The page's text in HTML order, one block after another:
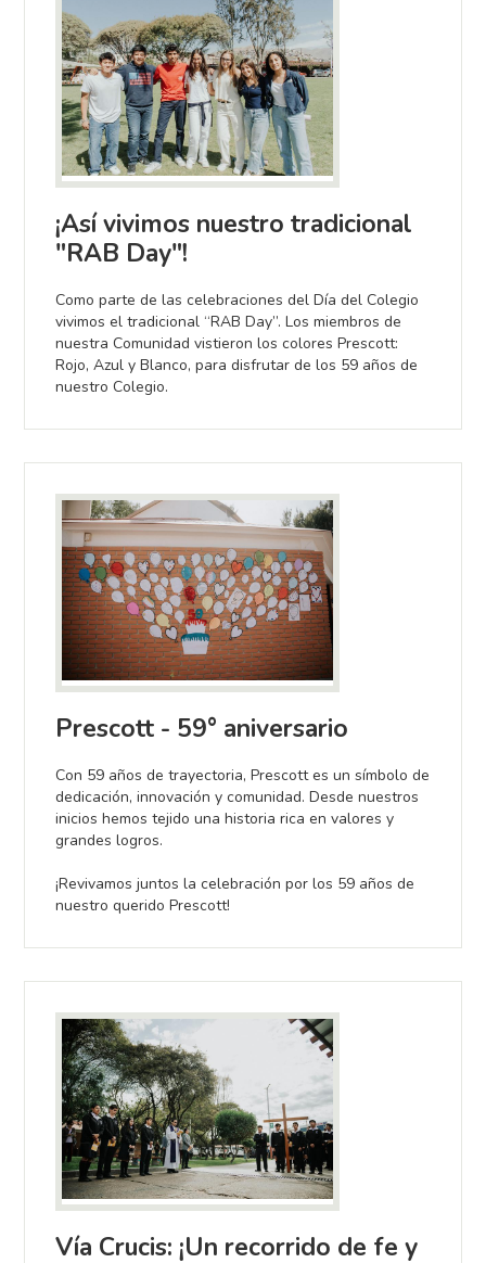
¡Así vivimos nuestro tradicional
"RAB Day"!
Como parte de las celebraciones del Día del Colegio
vivimos el tradicional “RAB Day”. Los miembros de
nuestra Comunidad vistieron los colores Prescott:
Rojo, Azul y Blanco, para disfrutar de los 59 años de
nuestro Colegio.
Prescott - 59° aniversario
Con 59 años de trayectoria, Prescott es un símbolo de
dedicación, innovación y comunidad. Desde nuestros
inicios hemos tejido una historia rica en valores y
grandes logros.
¡Revivamos juntos la celebración por los 59 años de
nuestro querido Prescott!
Vía Crucis: ¡Un recorrido de fe y